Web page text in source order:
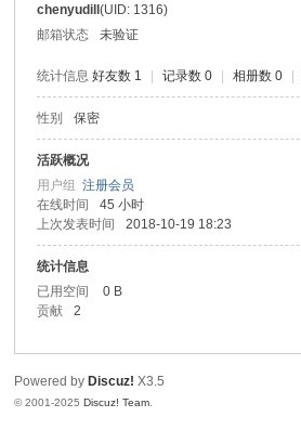
a
m
chenyudill(UID: 1316)
邮箱状态
未验证
统计信息 好友数 1 记录数 0 相册数 0
性别 保密
活跃概况
用户组注册会员
在线时间
45 小时
上次发表时间
2018-10-19 18:23
统计信息
已用空间
0 B
贡献
2
Powered by Discuz! X3.5
© 2001-2025Discuz! Team